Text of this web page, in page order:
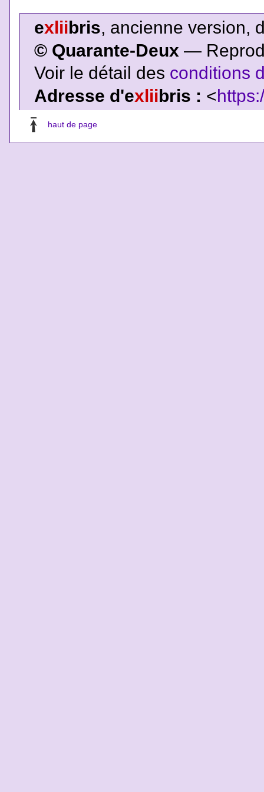
exliibris, ancienne version,
© Quarante-Deux —
Voir le détail des conditions
Adresse d'exlii bris : <
haut de page